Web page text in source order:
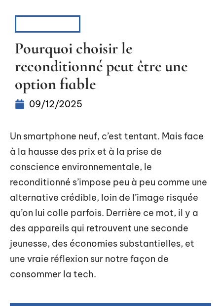
Pourquoi choisir le
reconditionné peut être une
option fiable
09/12/2025
Un smartphone neuf, c’est tentant. Mais face
à la hausse des prix et à la prise de
conscience environnementale, le
reconditionné s’impose peu à peu comme une
alternative crédible, loin de l’image risquée
qu’on lui colle parfois. Derrière ce mot, il y a
des appareils qui retrouvent une seconde
jeunesse, des économies substantielles, et
une vraie réflexion sur notre façon de
consommer la tech.